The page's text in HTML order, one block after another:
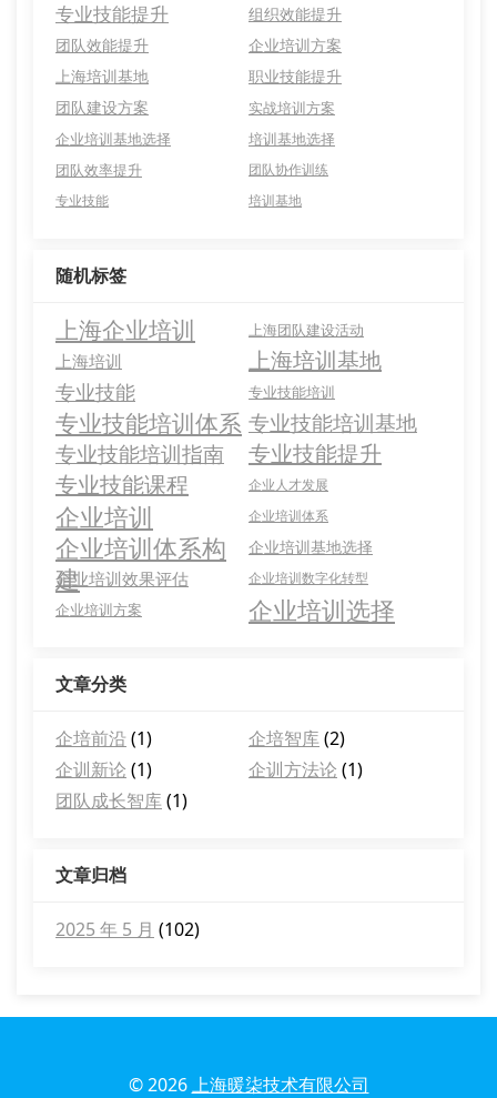
专业技能提升
组织效能提升
团队效能提升
企业培训方案
上海培训基地
职业技能提升
团队建设方案
实战培训方案
企业培训基地选择
培训基地选择
团队效率提升
团队协作训练
专业技能
培训基地
随机标签
上海企业培训 上海团队建设活动
上海培训 上海培训基地
专业技能 专业技能培训
专业技能培训体系 专业技能培训基地
专业技能培训指南
专业技能提升
专业技能课程
企业人才发展
企业培训 企业培训体系
企业培训体系构
建
企业培训基地选择
企业培训效果评估 企业培训数字化转型
企业培训方案 企业培训选择
文章分类
企培前沿 (1) 企培智库 (2)
企训新论 (1) 企训方法论 (1)
团队成长智库 (1)
文章归档
2025 年 5 月 (102)
© 2026上海暖柒技术有限公司